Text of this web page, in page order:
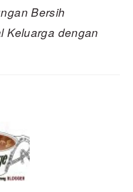
Bersih
Keluarga dengan